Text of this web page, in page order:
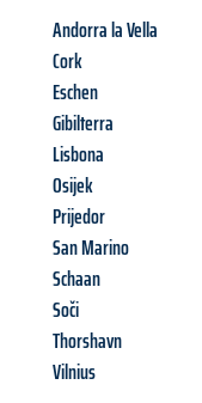
Andorra la Vella
Cork
Eschen
Gibilterra
Lisbona
Osijek
Prijedor
San Marino
Schaan
Soči
Thorshavn
Vilnius